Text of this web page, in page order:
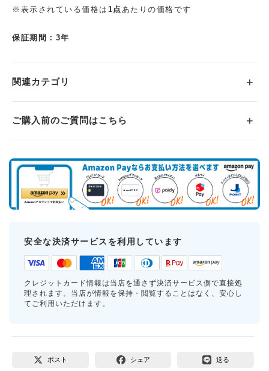
※表示されている価格は 1点あたりの価格です
保証期間：3年
関連カテゴリ
ご購入前のご質問はこちら
安全な決済サービスを利用しています
クレジットカード情報は当店を通さず決済サービス側で直接処
理されます。当店が情報を保持・閲覧することはなく、安心し
てご利用いただけます。
ポスト シェア 送る